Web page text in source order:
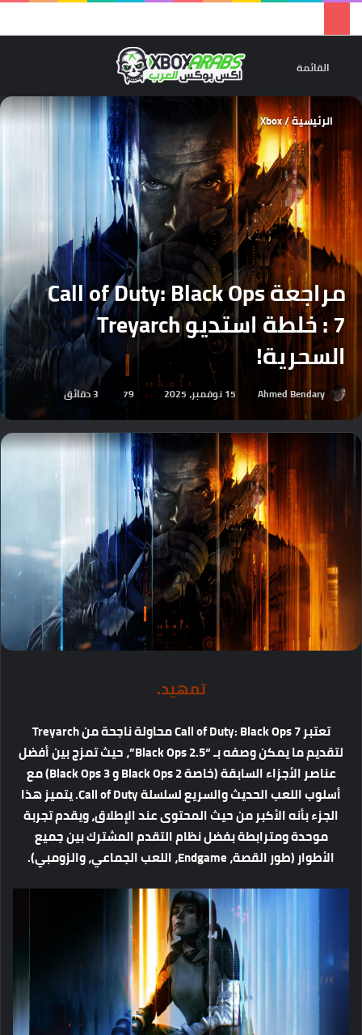
القائمة
الرئيسية/
Xbox
مراجعة Call of Duty: Black Ops
7 : خلطة استديو Treyarch
السحرية!
Ahmed Bendary 15 نوفمبر، 2025 79
تمهيد.
تعتبرCall of Duty: Black Ops 7محاولةناجحةمنTreyarch
لتقديممايمكنوصفهبـ“Black Ops 2.5” ،حيثتمزجبينأفضل
عناصرالأجزاءالسابقة(خاصةBlack Ops 2 وBlack Ops 3)
مع
أسلوباللعبالحديثوالسريعلسلسلة يتميزهذا
الجزءبأنهالأكبرمنحيثالمحتوىعندالإطلاق،ويقدمتجربة
موحدةومترابطةبفضلنظامالتقدمالمشتركبينجميع
الأطوار(طورالقصة، ،اللعبالجماعي،والزومبي).